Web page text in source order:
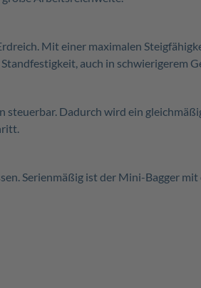
Mit einer maximalen
auch in schwierigerem
Dadurch wird ein
Serienmäßig ist der Mini-Bagger